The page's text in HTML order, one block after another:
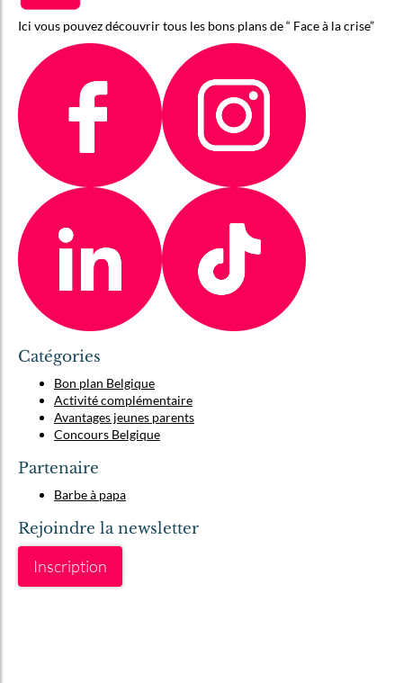
Ici vous pouvez découvrir tous les bons plans de “ Face à la crise”
Catégories
Bon plan Belgique
Activité complémentaire
Avantages jeunes parents
Concours Belgique
Partenaire
Barbe à papa
Rejoindre la newsletter
Inscription